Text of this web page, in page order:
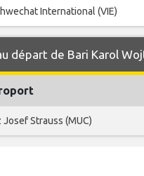
International (VIE)
départ de Bari Karol
Josef Strauss (MUC)